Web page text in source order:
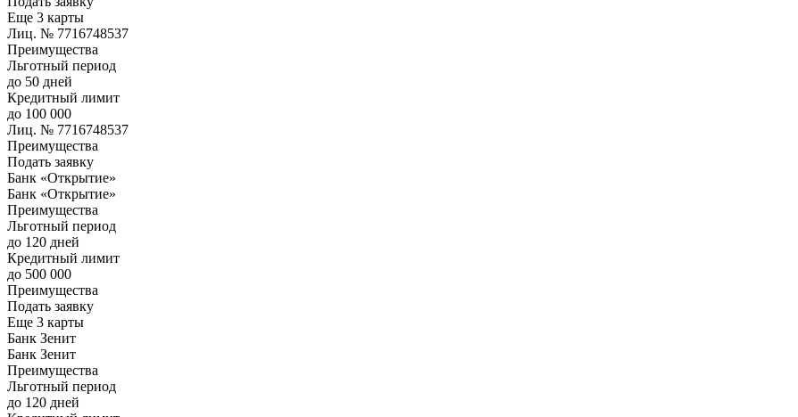
Еще 3 карты
Лиц. № 7716748537
Преимущества
Льготный период
до 50 дней
Кредитный лимит
до 100 000
Лиц. № 7716748537
Преимущества
Подать заявку
Банк «Открытие»
Банк «Открытие»
Преимущества
Льготный период
до 120 дней
Кредитный лимит
до 500 000
Преимущества
Подать заявку
Еще 3 карты
Банк Зенит
Банк Зенит
Преимущества
Льготный период
до 120 дней